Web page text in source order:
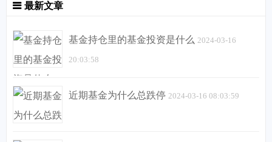
最新文章
基金持仓里的基金投资是什么 2024-03-16
20:03:58
近期基金为什么总跌停 2024-03-16 08:03:59